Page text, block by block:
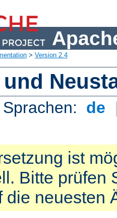
> Version 2.4
de
ist
Bitte prüfen
die neuesten